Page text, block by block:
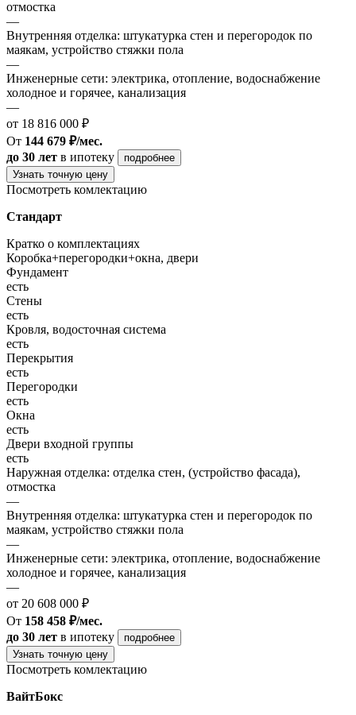
отмостка
—
Внутренняя отделка: штукатурка стен и перегородок по
маякам, устройство стяжки пола
—
Инженерные сети: электрика, отопление, водоснабжение
холодное и горячее, канализация
—
от 18 816 000 ₽
От 144 679 ₽/мес.
до 30 лет в ипотеку
подробнее
Узнать точную цену
Посмотреть комлектацию
Стандарт
Кратко о комплектациях
Коробка+перегородки+окна, двери
Фундамент
есть
Стены
есть
Кровля, водосточная система
есть
Перекрытия
есть
Перегородки
есть
Окна
есть
Двери входной группы
есть
Наружная отделка: отделка стен, (устройство фасада),
отмостка
—
Внутренняя отделка: штукатурка стен и перегородок по
маякам, устройство стяжки пола
—
Инженерные сети: электрика, отопление, водоснабжение
холодное и горячее, канализация
—
от 20 608 000 ₽
От 158 458 ₽/мес.
до 30 лет в ипотеку
подробнее
Узнать точную цену
Посмотреть комлектацию
ВайтБокс